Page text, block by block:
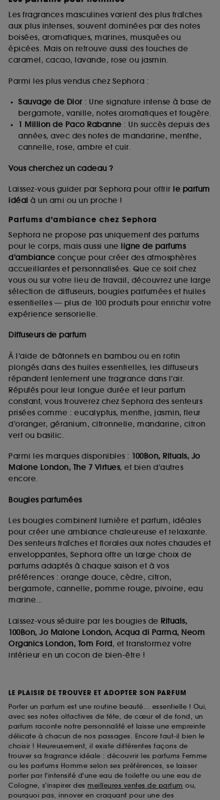
Les fragrances masculines varient des plus fraîches
aux plus intenses, souvent dominées par des notes
boisées, aromatiques, marines, musquées ou
épicées. Mais on retrouve aussi des touches de
caramel, cacao, lavande, rose ou jasmin.
Parmi les plus vendus chez Sephora :
Sauvage de Dior: Une signature intense à base de
bergamote, vanille, notes aromatiques et fougère.
1 Million de Paco Rabanne : Un succès depuis des
années, avec des notes de mandarine, menthe,
cannelle, rose, ambre et cuir.
Vous cherchez un cadeau ?
Laissez-vous guider par Sephora pour offrir le parfum
idéal à un ami ou un proche !
Parfums d’ambiance chez Sephora
Sephora ne propose pas uniquement des parfums
pour le corps, mais aussi une ligne de parfums
d’ambiance conçue pour créer des atmosphères
accueillantes et personnalisées. Que ce soit chez
vous ou sur votre lieu de travail, découvrez une large
sélection de diffuseurs, bougies parfumées et huiles
essentielles — plus de 100 produits pour enrichir votre
expérience sensorielle.
Diffuseurs de parfum
À l’aide de bâtonnets en bambou ou en rotin
plongés dans des huiles essentielles, les diffuseurs
répandent lentement une fragrance dans l’air.
Réputés pour leur longue durée et leur parfum
constant, vous trouverez chez Sephora des senteurs
prisées comme : eucalyptus, menthe, jasmin, fleur
d’oranger, géranium, citronnelle, mandarine, citron
vert ou basilic.
Parmi les marques disponibles : 100Bon, Rituals, Jo
Malone London, The 7 Virtues, et bien d’autres
encore.
Bougies parfumées
Les bougies combinent lumière et parfum, idéales
pour créer une ambiance chaleureuse et relaxante.
Des senteurs fraîches et florales aux notes chaudes et
enveloppantes, Sephora offre un large choix de
parfums adaptés à chaque saison et à vos
préférences : orange douce, cèdre, citron,
bergamote, cannelle, pomme rouge, pivoine, eau
marine...
Laissez-vous séduire par les bougies de Rituals,
100Bon, Jo Malone London, Acqua di Parma, Neom
Organics London, Tom Ford, et transformez votre
intérieur en un cocon de bien-être !
LE PLAISIR DE TROUVER ET ADOPTER SON PARFUM
Porter un parfum est une routine beauté... essentielle ! Oui,
avec ses notes olfactives de tête, de cœur et de fond, un
parfum raconte notre personnalité et laisse une empreinte
délicate à chacun de nos passages. Encore faut-il bien le
choisir ! Heureusement, il existe différentes façons de
trouver sa fragrance idéale : découvrir les parfums Femme
ou les parfums Homme selon ses préférences, se laisser
porter par l'intensité d'une eau de toilette ou une eau de
Cologne, s'inspirer des meilleures ventes de parfum ou,
pourquoi pas, innover en craquant pour une des